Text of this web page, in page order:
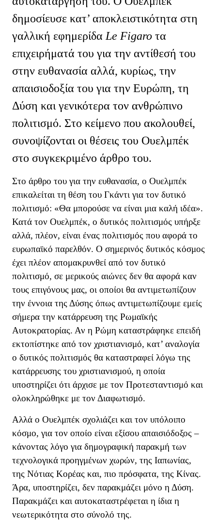
δημοσίευσε κατ’ αποκλειστικότητα στη
γαλλική εφημερίδα Le Figaro τα
επιχειρήματά του για την αντίθεσή του
στην ευθανασία αλλά, κυρίως, την
απαισιοδοξία του για την Ευρώπη, τη
Δύση και γενικότερα τον ανθρώπινο
πολιτισμό. Στο κείμενο που ακολουθεί,
συνοψίζονται οι θέσεις του Ουελμπέκ
στο συγκεκριμένο άρθρο του.
Στο άρθρο του για την ευθανασία, ο Ουελμπέκ
επικαλείται τη θέση του Γκάντι για τον δυτικό
πολιτισμό: «Θα μπορούσε να είναι μια καλή ιδέα».
Κατά τον Ουελμπέκ, ο δυτικός πολιτισμός υπήρξε
αλλά, πλέον, είναι ένας πολιτισμός που αφορά το
ευρωπαϊκό παρελθόν. Ο σημερινός δυτικός κόσμος
έχει πλέον απομακρυνθεί από τον δυτικό
πολιτισμό, σε μερικούς αιώνες δεν θα αφορά καν
τους επιγόνους μας, οι οποίοι θα αντιμετωπίζουν
την έννοια της Δύσης όπως αντιμετωπίζουμε εμείς
σήμερα την κατάρρευση της Ρωμαϊκής
Αυτοκρατορίας. Αν η Ρώμη καταστράφηκε επειδή
εκτοπίστηκε από τον χριστιανισμό, κατ’ αναλογία
ο δυτικός πολιτισμός θα καταστραφεί λόγω της
κατάρρευσης του χριστιανισμού, η οποία
υποστηρίζει ότι άρχισε με τον Προτεσταντισμό και
ολοκληρώθηκε με τον Διαφωτισμό.
Αλλά ο Ουελμπέκ σχολιάζει και τον υπόλοιπο
κόσμο, για τον οποίο είναι εξίσου απαισιόδοξος –
κάνοντας λόγο για δημογραφική παρακμή των
τεχνολογικά προηγμένων χωρών, της Ιαπωνίας,
της Νότιας Κορέας και, πιο πρόσφατα, της Κίνας.
Άρα, υποστηρίζει, δεν παρακμάζει μόνο η Δύση.
Παρακμάζει και αυτοκαταστρέφεται η ίδια η
νεωτερικότητα στο σύνολό της.